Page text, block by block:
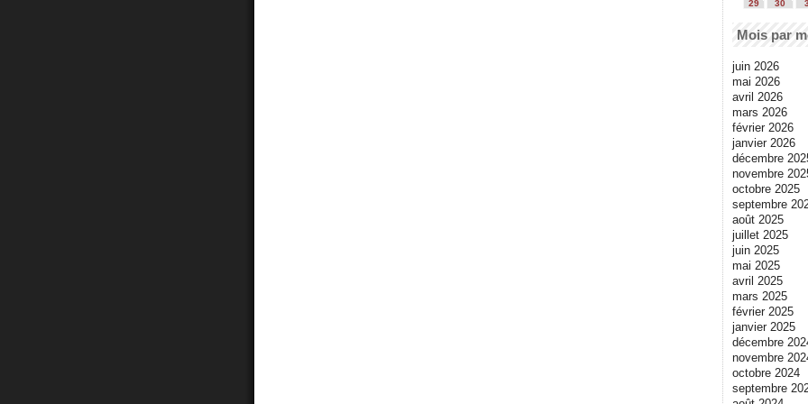
29
30
Mois par
juin 2026
mai 2026
avril 2026
mars 2026
février 2026
janvier 2026
décembre
novembre
octobre 2025
septembre
août 2025
juillet 2025
juin 2025
mai 2025
avril 2025
mars 2025
février 2025
janvier 2025
décembre
novembre
octobre 2024
septembre